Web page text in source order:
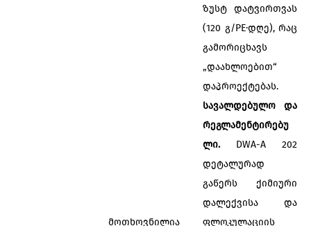
ზუსტ დატვირთვას
(120 გ/PE·დღე), რაც
გამორიცხავს
„დაახლოებით“
დაპროექტებას.
მოთხოვნილია
სავალდებულო და
რეგლამენტირებუ
ლი.DWA-A 202
დეტალურად
გაწერს ქიმიური
დალექვისა და
ფლოკულაციის